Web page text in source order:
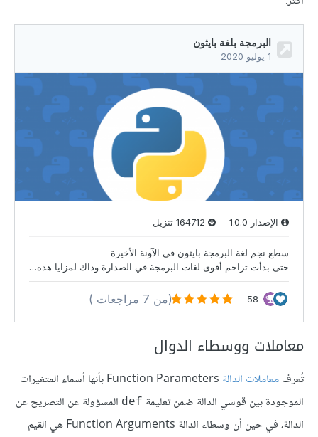
معاملات ووسطاء الدوال
تُعرفمعاملات الدالة
Function Parameters بأنها أسماء المتغيرات
الموجودة بين قوسي الدالة ضمن تعليمة def المسؤولة عن التصريح عن
الدالة، في حين أن وسطاء الدالة Function Arguments هي القيم